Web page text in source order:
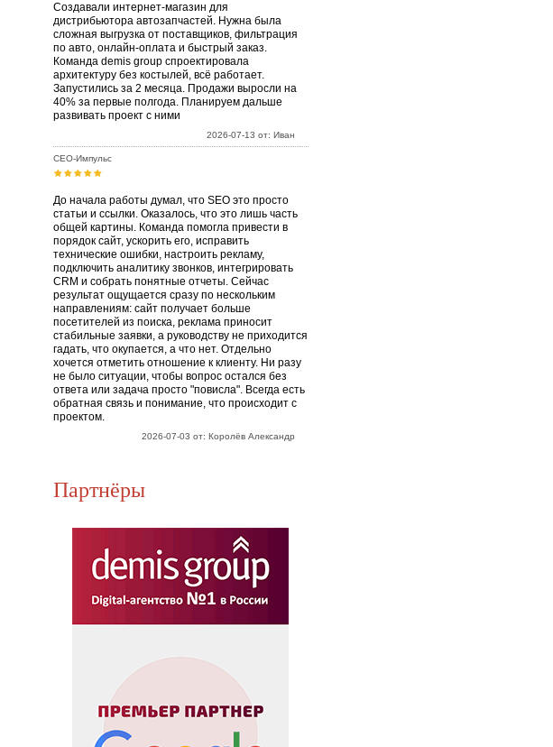
Создавали интернет-магазин для
дистрибьютора автозапчастей. Нужна была
сложная выгрузка от поставщиков, фильтрация
по авто, онлайн-оплата и быстрый заказ.
Команда demis group спроектировала
архитектуру без костылей, всё работает.
Запустились за 2 месяца. Продажи выросли на
40% за первые полгода. Планируем дальше
развивать проект с ними
2026-07-13 от: Иван
СЕО-Импульс
До начала работы думал, что SEO это просто
статьи и ссылки. Оказалось, что это лишь часть
общей картины. Команда помогла привести в
порядок сайт, ускорить его, исправить
технические ошибки, настроить рекламу,
подключить аналитику звонков, интегрировать
CRM и собрать понятные отчеты. Сейчас
результат ощущается сразу по нескольким
направлениям: сайт получает больше
посетителей из поиска, реклама приносит
стабильные заявки, а руководству не приходится
гадать, что окупается, а что нет. Отдельно
хочется отметить отношение к клиенту. Ни разу
не было ситуации, чтобы вопрос остался без
ответа или задача просто "повисла". Всегда есть
обратная связь и понимание, что происходит с
проектом.
2026-07-03 от: Королёв Александр
Партнёры